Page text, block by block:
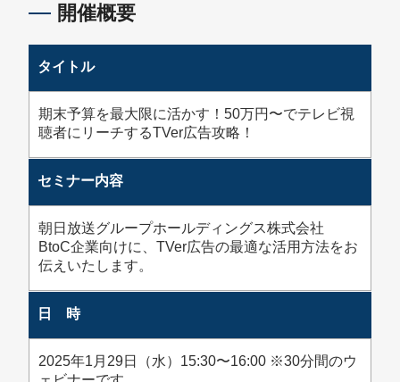
開催概要
タイトル
期末予算を最大限に活かす！50万円〜でテレビ視
聴者にリーチするTVer広告攻略！
セミナー内容
朝日放送グループホールディングス株式会社
BtoC企業向けに、TVer広告の最適な活用方法をお
伝えいたします。
日 時
2025年1月29日（水）15:30〜16:00 ※30分間のウ